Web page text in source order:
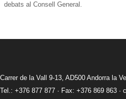
debats al Consell General.
Carrer de la Vall 9-13, AD500 Andorra la
Tel.: +376 877 877 · Fax: +376 869 863 ·